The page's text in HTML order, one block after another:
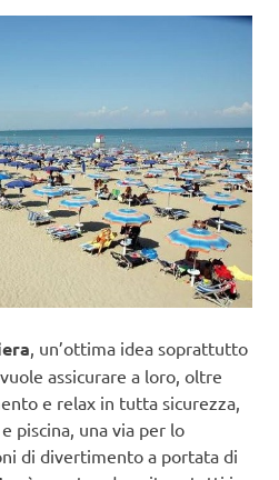
, un’ottima idea soprattutto
assicurare a loro, oltre
e relax in tutta sicurezza,
piscina, una via per lo
di divertimento a portata di